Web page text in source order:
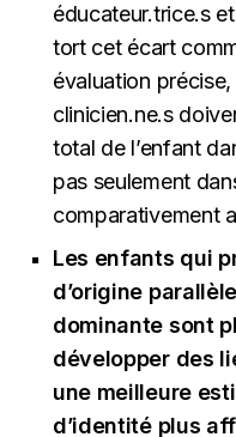
éducateur.trice.s
tort cet écart
évaluation
clinicien.ne.s
total de l’enfant
pas seulement
comparativement
Les enfants qui
d’origine
dominante sont
développer des
une meilleure
d’identité plus